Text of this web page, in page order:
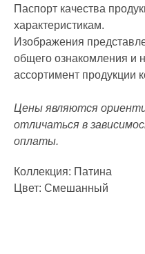
Паспорт качества
характеристикам.
Изображения
общего ознакомления и
ассортимент продукции
Цены являются
отличаться в
оплаты.
Коллекция: Патина
Цвет: Смешанный
ИНФОРМАЦИЯ
КАТАЛОГ
Стать дилером
Наши работы
Итальянская ёлка 60°
Английская елка 90°
Модульный паркет